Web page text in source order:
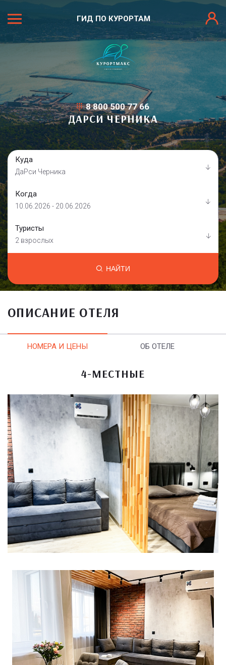
ГИД ПО КУРОРТАМ
8 800 500 77 66
ДАРСИ ЧЕРНИКА
Куда
ДаРси Черника
Когда
10.06.2026 - 20.06.2026
Туристы
2 взрослых
НАЙТИ
ОПИСАНИЕ ОТЕЛЯ
НОМЕРА И ЦЕНЫ ОБ ОТЕЛЕ
4-МЕСТНЫЕ